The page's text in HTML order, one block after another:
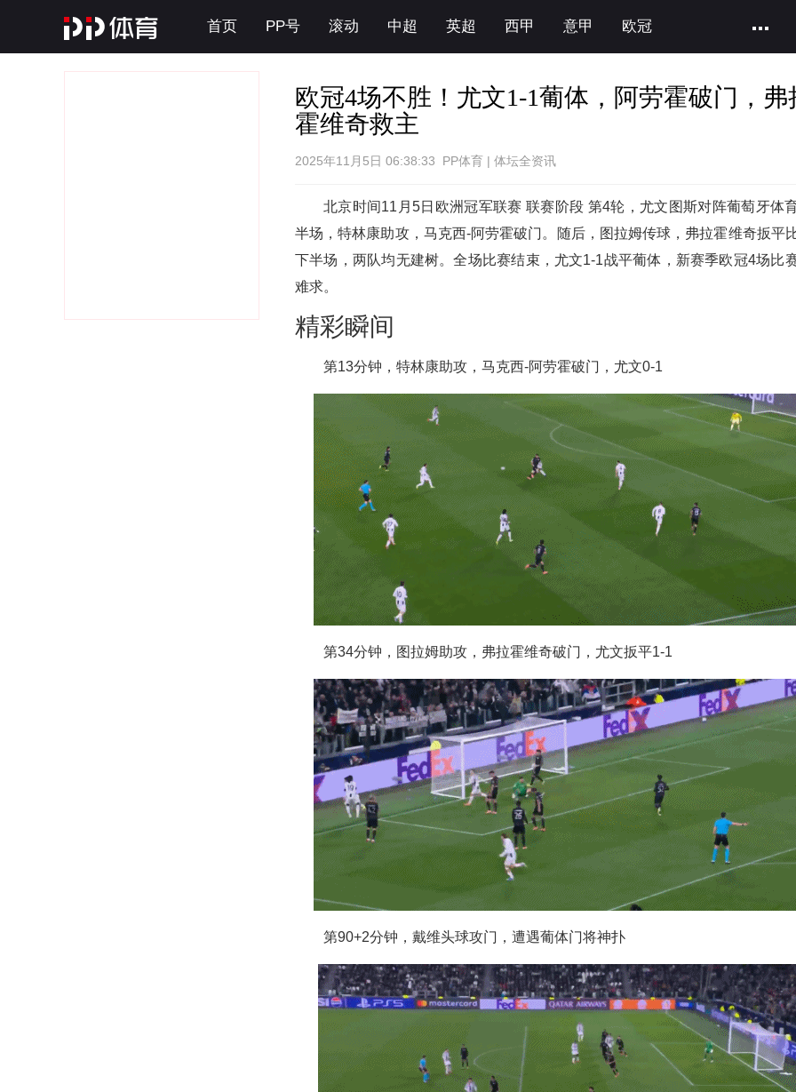
首页 PP号 滚动 中超 英超 西甲 意甲 欧冠
欧冠4场不胜！尤文1-1葡体，阿劳霍破门，弗
霍维奇救主
2025年11月5日 06:38:33 PP体育 | 体坛全资讯
北京时间11月5日欧洲冠军联赛 联赛阶段 第4轮，尤文图斯对阵葡萄牙体
半场，特林康助攻，马克西-阿劳霍破门。随后，图拉姆传球，弗拉霍维奇扳平
下半场，两队均无建树。全场比赛结束，尤文1-1战平葡体，新赛季欧冠4场比
难求。
精彩瞬间
第13分钟，特林康助攻，马克西-阿劳霍破门，尤文0-1
第34分钟，图拉姆助攻，弗拉霍维奇破门，尤文扳平1-1
第90+2分钟，戴维头球攻门，遭遇葡体门将神扑